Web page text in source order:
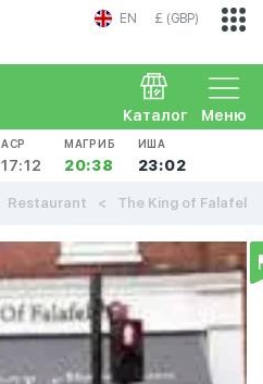
EN £ (GBP)
Меню
Каталог
АСР
17:12
МАГРИБ
20:38
ИША
23:02
Restaurant The King of Falafel